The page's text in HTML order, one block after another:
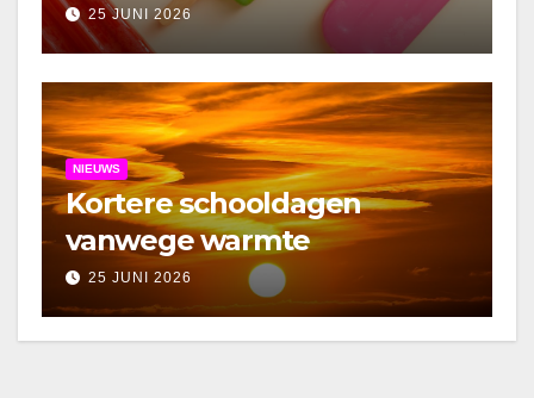
25 JUNI 2026
NIEUWS
Kortere schooldagen
vanwege warmte
25 JUNI 2026